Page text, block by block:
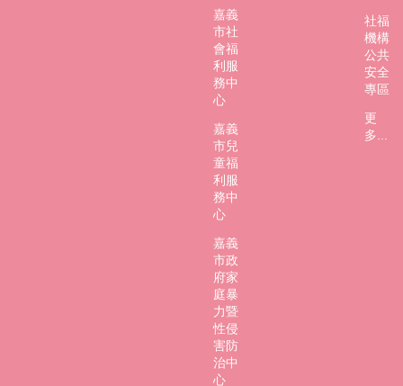
嘉義
市社
會福
利服
務中
心
嘉義
市兒
童福
利服
務中
心
嘉義
市政
府家
庭暴
力暨
性侵
害防
治中
心
社福
機構
公共
安全
專區
更
多...